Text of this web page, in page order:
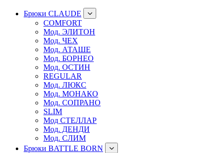
Брюки CLAUDE
COMFORT
Мод. ЭЛИТОН
Мод. ЧЕХ
Мод. АТАШЕ
Мод. БОРНЕО
Мод. ОСТИН
REGULAR
Мод. ЛЮКС
Мод. МОНАКО
Мод. СОПРАНО
SLIM
Мод СТЕЛЛАР
Мод. ДЕНДИ
Мод. СЛИМ
Брюки BATTLE BORN